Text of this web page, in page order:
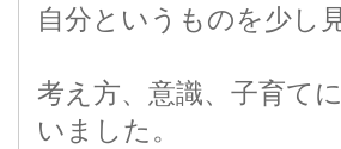
自分というものを少し
考え方、意識、子育て
いました。